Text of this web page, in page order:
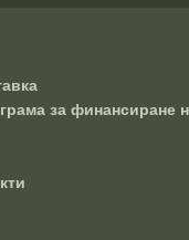
за финансиране